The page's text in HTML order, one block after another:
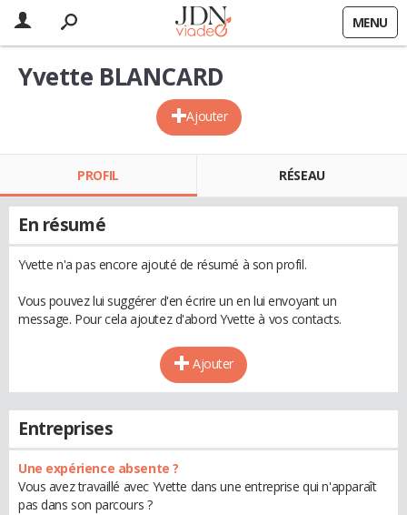
MENU
Ajouter
Yvette BLANCARD
PROFIL RÉSEAU
En résumé
Yvette n'a pas encore ajouté de résumé à son profil.
Vous pouvez lui suggérer d'en écrire un en lui envoyant un
message. Pour cela ajoutez d'abord Yvette à vos contacts.
Ajouter
Entreprises
Une expérience absente ?
Vous avez travaillé avec Yvette dans une entreprise qui n'apparaît
pas dans son parcours ?